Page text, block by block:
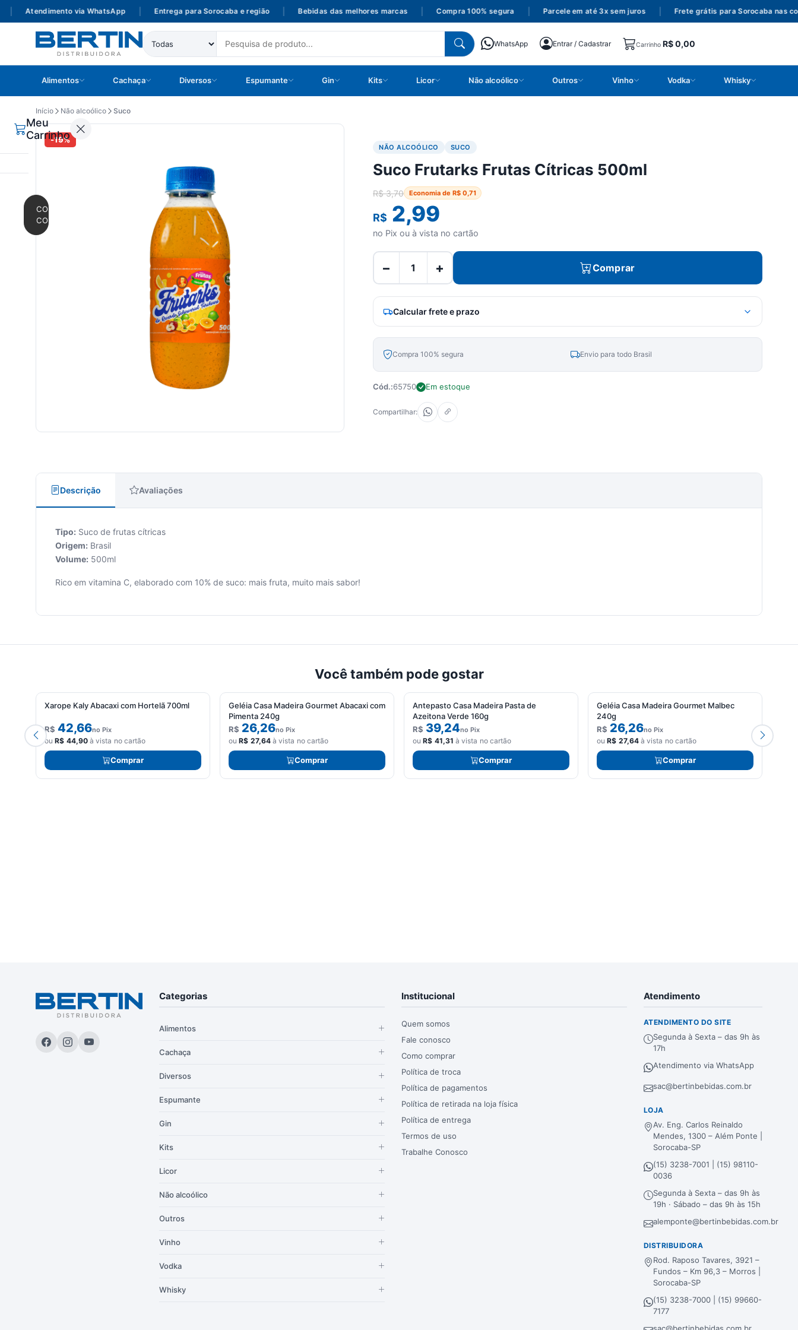
Atendimento via WhatsApp Entrega para Sorocaba e região Bebidas das melhores marcas Compra 100% segura Parcele em até 3x sem juros Frete grátis para Sorocaba nas
WhatsApp Entrar / Cadastrar Carrinho R$0,00
Alimentos Cachaça Diversos Espumante Gin Kits Licor Não alcoólico Outros Vinho Vodka Whisky
Meu
Carrinho
CONTINUAR
COMPRANDO
Início Não alcoólico Suco
-19%
NÃO ALCOÓLICO SUCO
Suco Frutarks Frutas Cítricas 500ml
R$3,70 Economia de R$ 0,71
R$ 2,99
no Pix ou à vista no cartão
− + Comprar
Calcular frete e prazo
Compra 100% segura Envio para todo Brasil
Cód.:65750 Em estoque
Compartilhar:
Descrição Avaliações
Tipo: Suco de frutas cítricas
Origem: Brasil
Volume: 500ml
Rico em vitamina C, elaborado com 10% de suco: mais fruta, muito mais sabor!
Você também pode gostar
Xarope Kaly Abacaxi com Hortelã 700ml
R$ 42,66no Pix
ouR$ 44,90à vista no cartão
Comprar
Geléia Casa Madeira Gourmet Abacaxi com
Pimenta 240g
R$ 26,26no Pix
ouR$ 27,64à vista no cartão
Comprar
Antepasto Casa Madeira Pasta de
Azeitona Verde 160g
R$ 39,24no Pix
ouR$ 41,31 à vista no cartão
Comprar
Geléia Casa Madeira Gourmet Malbec
240g
R$ 26,26no Pix
ouR$ 27,64à vista no cartão
Comprar
Categorias
Alimentos
Cachaça
Diversos
Espumante
Gin
Kits
Licor
Não alcoólico
Outros
Vinho
Vodka
Whisky
Institucional
Quem somos
Fale conosco
Como comprar
Política de troca
Política de pagamentos
Política de retirada na loja física
Política de entrega
Termos de uso
Trabalhe Conosco
Atendimento
ATENDIMENTO DO SITE
Segunda à Sexta – das 9h às
17h
Atendimento via WhatsApp
sac@bertinbebidas.com.br
LOJA
Av. Eng. Carlos Reinaldo
Mendes, 1300 – Além Ponte |
Sorocaba-SP
(15) 3238-7001 | (15) 98110-
0036
Segunda à Sexta – das 9h às
19h · Sábado – das 9h às 15h
alemponte@bertinbebidas.com.br
DISTRIBUIDORA
Rod. Raposo Tavares, 3921 –
Fundos – Km 96,3 – Morros |
Sorocaba-SP
(15) 3238-7000 | (15) 99660-
7177